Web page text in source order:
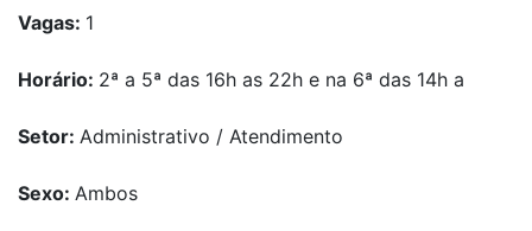
Vagas: 1
Horário: 2ª a 5ª das 16h as 22h e na 6ª das 14h a
Setor: Administrativo / Atendimento
Sexo: Ambos